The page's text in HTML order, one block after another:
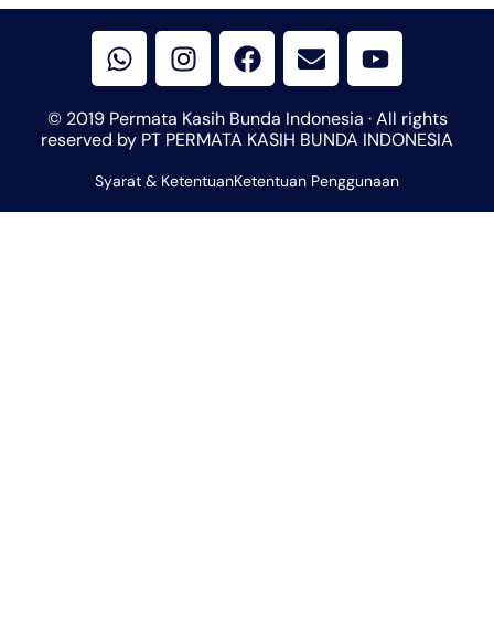
h
a
t
s
a
p
p
n
s
t
a
r
a
a
c
b
o
k
n
v
e
l
p
e
o
u
t
u
e
© 2019 Permata Kasih Bunda Indonesia · All rights
reserved by PT PERMATA KASIH BUNDA INDONESIA
Syarat & KetentuanKetentuan Penggunaan